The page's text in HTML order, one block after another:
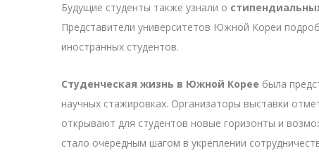
Будущие студенты также узнали о
Представители университетов Южной Кореи
иностранных студентов.
Студенческая жизнь в Южной Корее была
научных стажировках. Организаторы выставки
открывают для студентов новые горизонты и
стало очередным шагом в укреплении